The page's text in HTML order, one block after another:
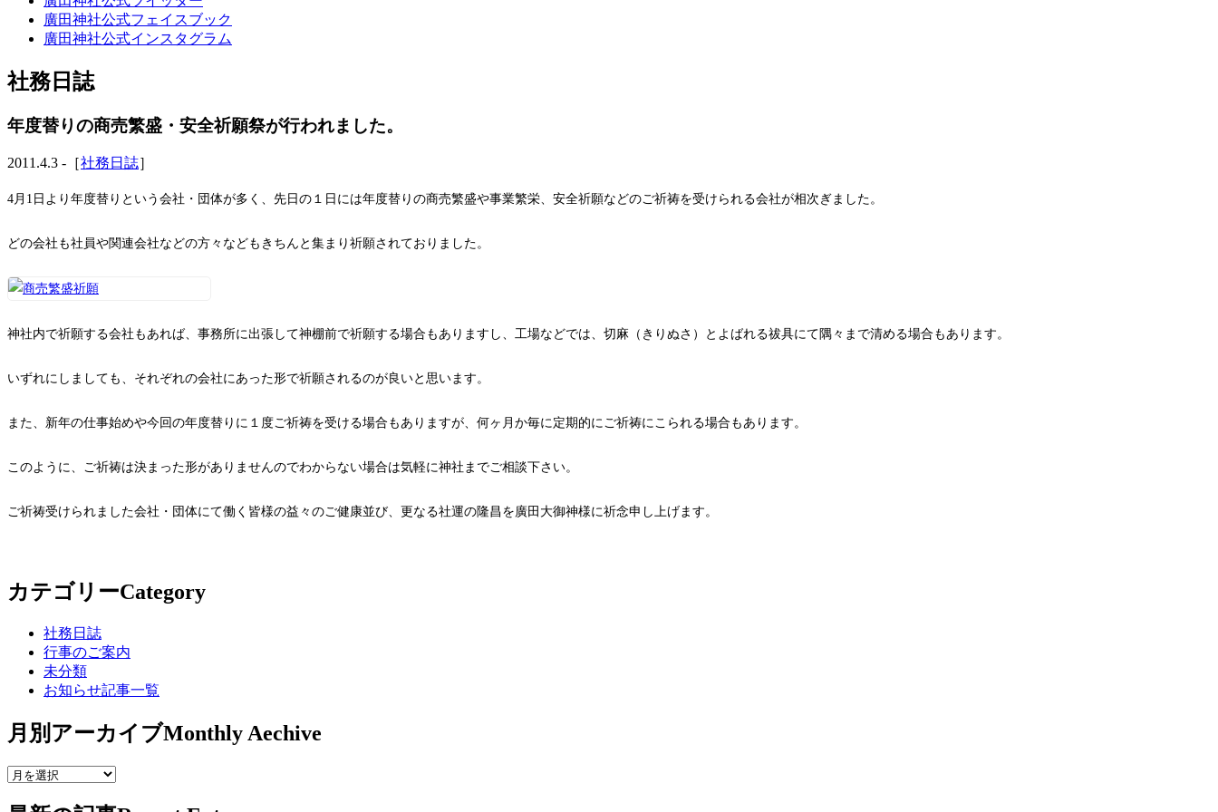
廣田神社公式フェイスブック
廣田神社公式インスタグラム
社務日誌
年度替りの商売繁盛・安全祈願祭が行われました。
2011.4.3 -［社務日誌］
4月1日より年度替りという会社・団体が多く、先日の１日には年度替りの商売繁盛や事業繁栄、安全祈願などのご祈祷を受けられる会社が相次ぎました。
どの会社も社員や関連会社などの方々などもきちんと集まり祈願されておりました。
神社内で祈願する会社もあれば、事務所に出張して神棚前で祈願する場合もありますし、工場などでは、切麻（きりぬさ）とよばれる祓具にて隅々まで清める場合もあります。
いずれにしましても、それぞれの会社にあった形で祈願されるのが良いと思います。
また、新年の仕事始めや今回の年度替りに１度ご祈祷を受ける場合もありますが、何ヶ月か毎に定期的にご祈祷にこられる場合もあります。
このように、ご祈祷は決まった形がありませんのでわからない場合は気軽に神社までご相談下さい。
ご祈祷受けられました会社・団体にて働く皆様の益々のご健康並び、更なる社運の隆昌を廣田大御神様に祈念申し上げます。
カテゴリーCategory
社務日誌
行事のご案内
未分類
お知らせ記事一覧
月別アーカイブMonthly Aechive